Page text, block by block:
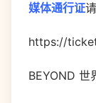
媒体通行证
https://
BEYOND 世